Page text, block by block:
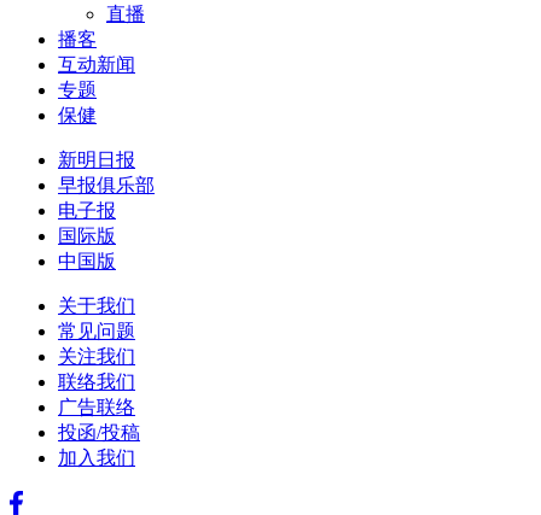
直播
播客
互动新闻
专题
保健
新明日报
早报俱乐部
电子报
国际版
中国版
关于我们
常见问题
关注我们
联络我们
广告联络
投函/投稿
加入我们